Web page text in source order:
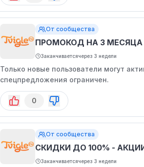
От сообщества
ПРОМОКОД НА 3
Заканчиваетсячерез 3 недели
Только новые пользователи могут
спецпредложения ограничен.
0
От сообщества
СКИДКИ ДО 100% -
Заканчиваетсячерез 3 недели